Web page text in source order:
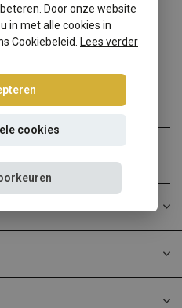
GT S197? Kie...
Door onze website
in met alle cookies in
Cookiebeleid.
Lees verder
cookies